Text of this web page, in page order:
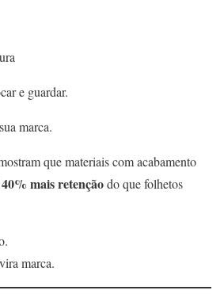
e guardar.
marca.
que materiais com acabamento
mais retençãodo que folhetos
marca.